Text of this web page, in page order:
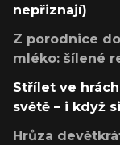
nepřiznají)
Z porodnice
mléko: šílené
Střílet ve
světě – i když
Hrůza